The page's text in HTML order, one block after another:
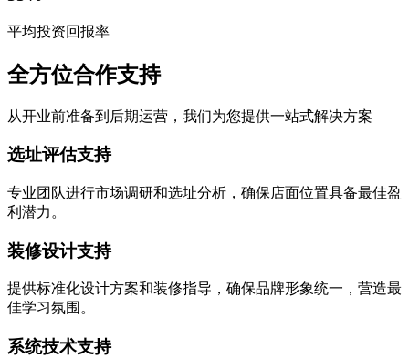
平均投资回报率
全方位合作支持
从开业前准备到后期运营，我们为您提供一站式解决方案
选址评估支持
专业团队进行市场调研和选址分析，确保店面位置具备最佳盈
利潜力。
装修设计支持
提供标准化设计方案和装修指导，确保品牌形象统一，营造最
佳学习氛围。
系统技术支持